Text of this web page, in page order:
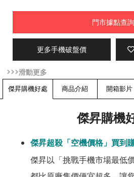
門市據點查詢
更多手機破盤價
傑昇購機好處 商品介紹 開箱影片
傑昇購機
傑昇超殺「空機價格」買到
傑昇以「挑戰手機市場最低